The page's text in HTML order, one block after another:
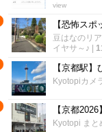
view
豆はなのリ
イヤサ～♪
Kyotopiカメ
Kyotopi まと